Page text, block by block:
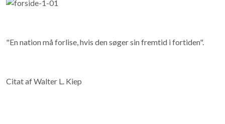
"En nation må forlise, hvis den søger sin fremtid i fortiden".
Citat af Walter L. Kiep